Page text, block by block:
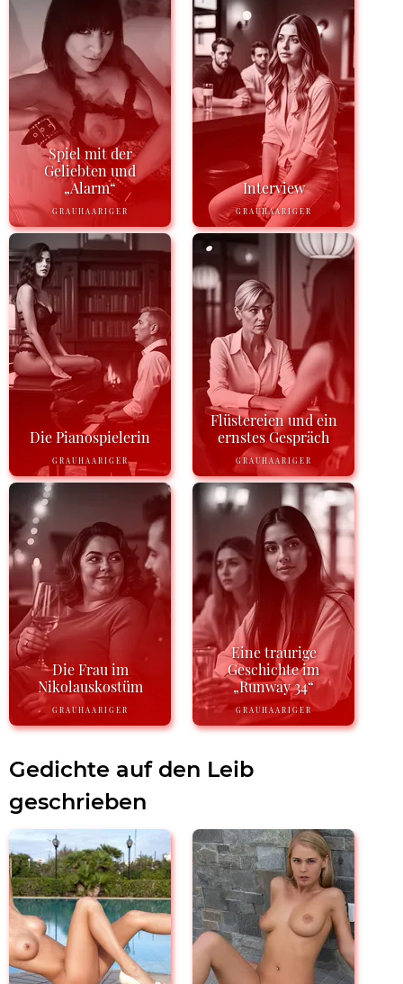
Spiel mit der
Geliebten und
„Alarm“
GRAUHAARIGER
Interview
GRAUHAARIGER
Die Pianospielerin
GRAUHAARIGER
Flüstereien und ein
ernstes Gespräch
GRAUHAARIGER
Die Frau im
Nikolauskostüm
GRAUHAARIGER
Eine traurige
Geschichte im
„Runway 34“
GRAUHAARIGER
Gedichte auf den Leib
geschrieben